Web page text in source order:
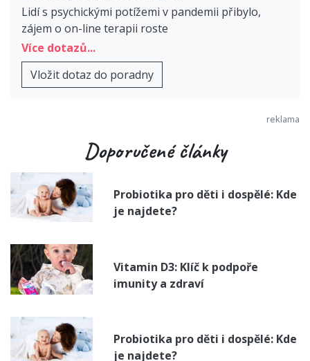
Lidí s psychickými potížemi v pandemii přibylo,
zájem o on-line terapii roste
Více dotazů...
Vložit dotaz do poradny
Doporučené články
Probiotika pro děti i dospělé: Kde
je najdete?
Vitamin D3: Klíč k podpoře
imunity a zdraví
Probiotika pro děti i dospělé: Kde
je najdete?